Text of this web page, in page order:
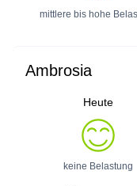
mittlere bis hohe
Ambrosia
Heute
keine Belastung